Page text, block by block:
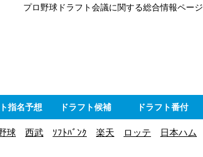
プロ野球ドラフト会議に関する総合情報ページ
指名予想 ドラフト候補 ドラフト番付
球 西武 ｿﾌﾄﾊﾞﾝｸ 楽天 ロッテ 日本ハム